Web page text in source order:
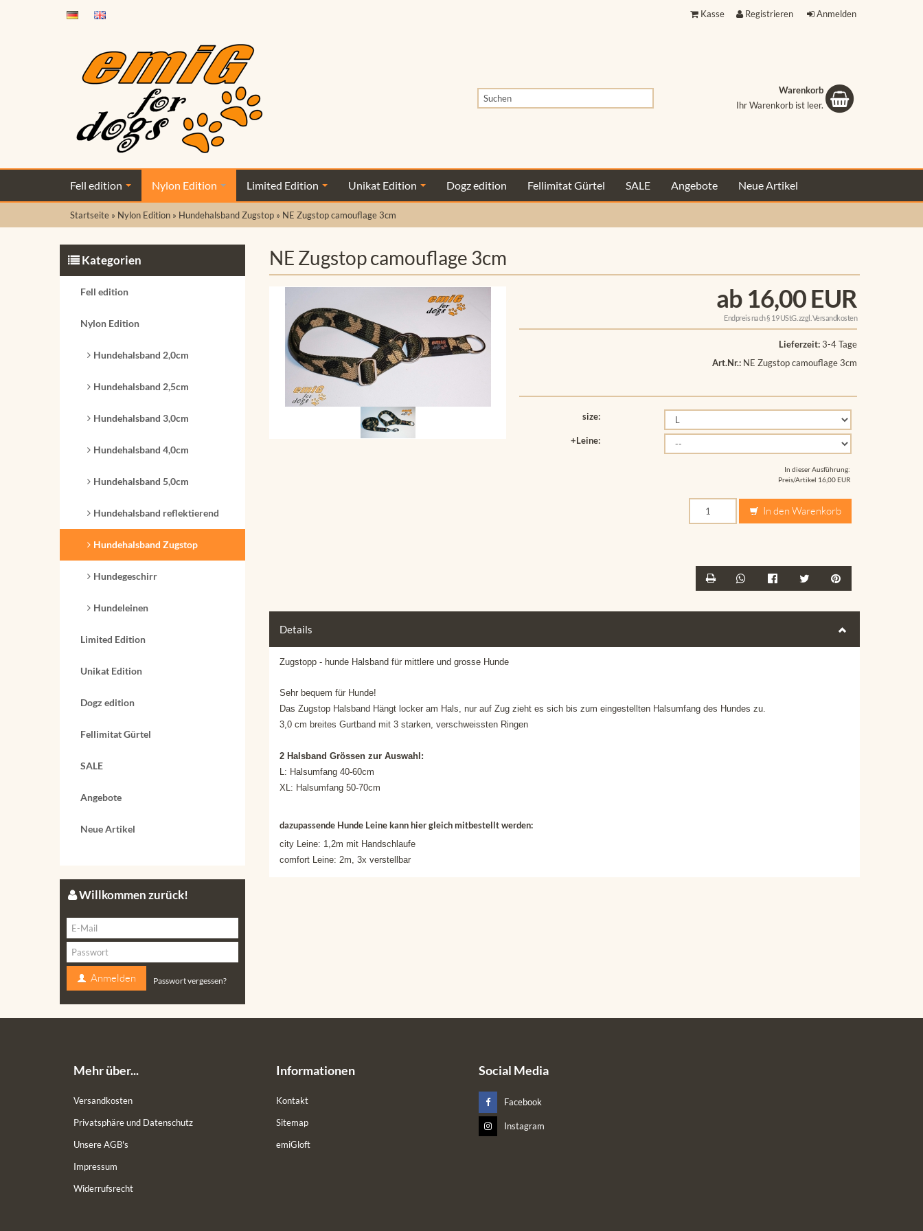
Kasse Registrieren Anmelden
Warenkorb
Ihr Warenkorb ist leer.
Fell edition Nylon Edition Limited Edition Unikat Edition Dogz edition Fellimitat Gürtel SALE Angebote Neue Artikel
Startseite » Nylon Edition » Hundehalsband Zugstop » NE Zugstop camouflage 3cm
NE Zugstop camouflage 3cm
ab 16,00 EUR
Endpreis nach § 19 UStG. zzgl. Versandkosten
Lieferzeit: 3-4 Tage
Art.Nr.: NE Zugstop camouflage 3cm
size:
+Leine:
In dieser Ausführung:
Preis/Artikel 16,00 EUR
In den Warenkorb
Details
Zugstopp - hunde Halsband für mittlere und grosse Hunde
Sehr bequem für Hunde!
Das Zugstop Halsband Hängt locker am Hals, nur auf Zug zieht es sich bis zum eingestellten Halsumfang des Hundes zu.
3,0 cm breites Gurtband mit 3 starken, verschweissten Ringen
2 Halsband Grössen zur Auswahl:
L: Halsumfang 40-60cm
XL: Halsumfang 50-70cm
dazupassende Hunde Leine kann hier gleich mitbestellt werden:
city Leine: 1,2m mit Handschlaufe
comfort Leine: 2m, 3x verstellbar
Kategorien
Fell edition
Nylon Edition
Hundehalsband 2,0cm
Hundehalsband 2,5cm
Hundehalsband 3,0cm
Hundehalsband 4,0cm
Hundehalsband 5,0cm
Hundehalsband reflektierend
Hundehalsband Zugstop
Hundegeschirr
Hundeleinen
Limited Edition
Unikat Edition
Dogz edition
Fellimitat Gürtel
SALE
Angebote
Neue Artikel
Willkommen zurück!
Anmelden Passwort vergessen?
Mehr über...
Versandkosten
Privatsphäre und Datenschutz
Unsere AGB's
Impressum
Widerrufsrecht
Informationen
Kontakt
Sitemap
emiGloft
Social Media
Facebook
Instagram